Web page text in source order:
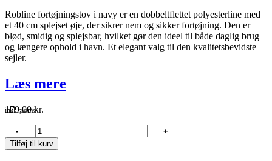
Robline fortøjningstov i navy er en dobbeltflettet polyesterline med
et 40 cm splejset øje, der sikrer nem og sikker fortøjning. Den er
blød, smidig og splejsbar, hvilket gør den ideel til både daglig brug
og længere ophold i havn. Et elegant valg til den kvalitetsbevidste
sejler.
Læs mere
179,00kr.
inkl. moms
Robline
fortøjningstov
flettet,
-
+
Tilføj til kurv